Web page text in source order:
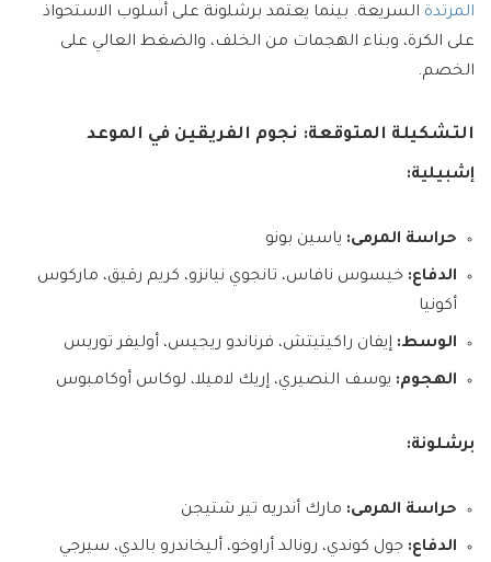
المرتدة السريعة. بينما يعتمد برشلونة على أسلوب الاستحواذ
على الكرة، وبناء الهجمات من الخلف، والضغط العالي على
الخصم.
التشكيلة المتوقعة: نجوم الفريقين في الموعد
إشبيلية:
حراسة المرمى: ياسين بونو
الدفاع: خيسوس نافاس، تانجوي نيانزو، كريم رقيق، ماركوس
أكونيا
الوسط: إيفان راكيتيتش، فرناندو ريجيس، أوليفر توريس
الهجوم: يوسف النصيري، إريك لاميلا، لوكاس أوكامبوس
برشلونة:
حراسة المرمى: مارك أندريه تير شتيجن
الدفاع: جول كوندي، رونالد أراوخو، أليخاندرو بالدي، سيرجي